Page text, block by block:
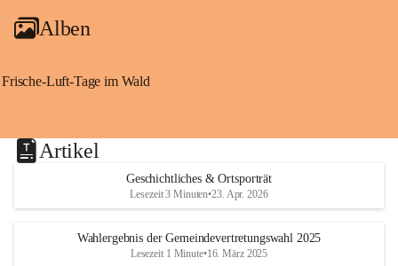
Alben
Frische-Luft-Tage im Wald
Artikel
Geschichtliches & Ortsporträt
Lesezeit 3 Minuten•23. Apr. 2026
Wahlergebnis der Gemeindevertretungswahl 2025
Lesezeit 1 Minute•16. März 2025